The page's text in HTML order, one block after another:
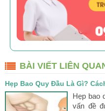
BÀI VIẾT LIÊN
Hẹp Bao Quy Đầu Là Gì?
Hẹp bao
vấn đề